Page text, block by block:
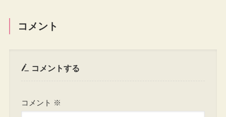
コメント
コメントする
コメント ※